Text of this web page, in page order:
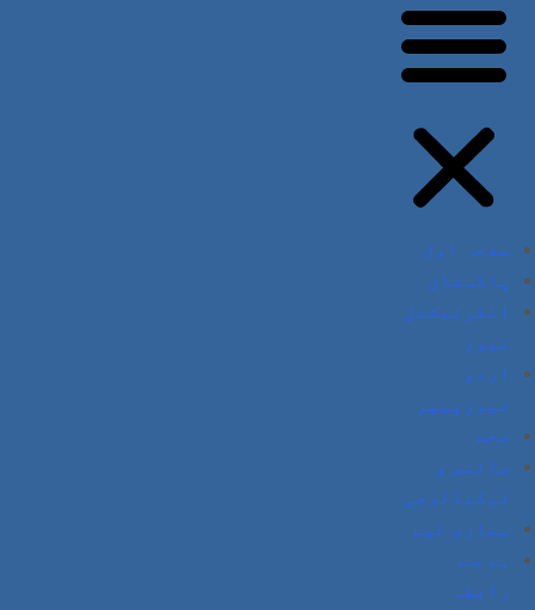
صفحہ اول
پاکستان
انٹرنیشنل
نیوز
اردو
نیوزپیپر
صحت
سائنس و
ٹیکنالوجی
ہماری ٹیم
ہم سے
رابطہ